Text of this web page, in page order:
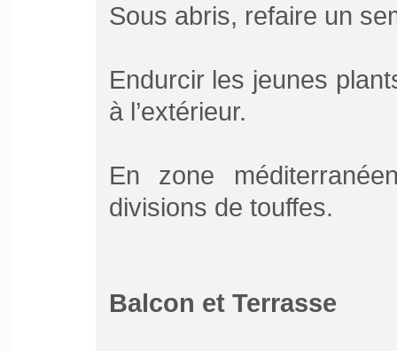
Sous abris, refaire un
Endurcir les jeunes
à l’extérieur.
En zone
divisions de touffes.
Balcon et Terrasse